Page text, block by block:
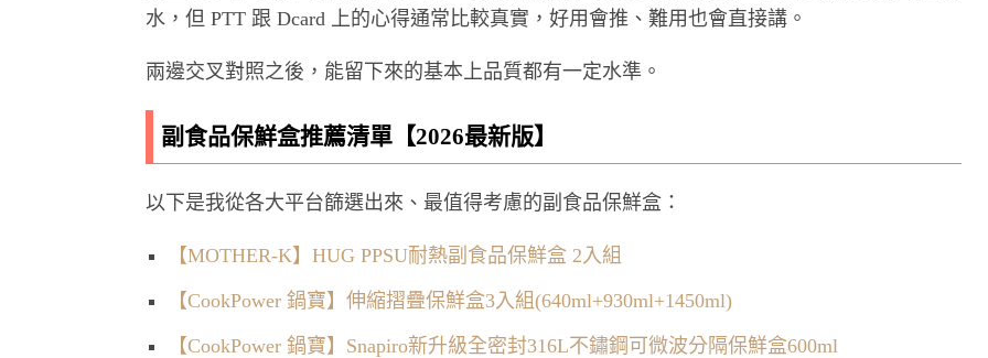
水，但 PTT 跟 Dcard 上的心得通常比較真實，好用會推、難用也會直接講。
兩邊交叉對照之後，能留下來的基本上品質都有一定水準。
副食品保鮮盒推薦清單【2026最新版】
以下是我從各大平台篩選出來、最值得考慮的副食品保鮮盒：
【MOTHER-K】HUG PPSU耐熱副食品保鮮盒 2入組
【CookPower 鍋寶】伸縮摺疊保鮮盒3入組(640ml+930ml+1450ml)
【CookPower 鍋寶】Snapiro新升級全密封316L不鏽鋼可微波分隔保鮮盒600ml